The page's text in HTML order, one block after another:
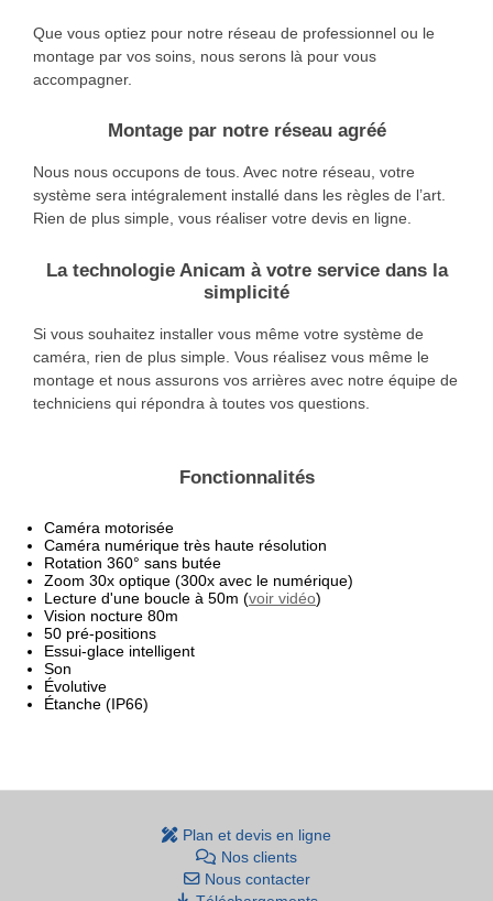
Que vous optiez pour notre réseau de professionnel ou le
montage par vos soins, nous serons là pour vous
accompagner.
Montage par notre réseau agréé
Nous nous occupons de tous. Avec notre réseau, votre
système sera intégralement installé dans les règles de l’art.
Rien de plus simple, vous réaliser votre devis en ligne.
La technologie Anicam à votre service dans la
simplicité
Si vous souhaitez installer vous même votre système de
caméra, rien de plus simple. Vous réalisez vous même le
montage et nous assurons vos arrières avec notre équipe de
techniciens qui répondra à toutes vos questions.
Fonctionnalités
Caméra motorisée
Caméra numérique très haute résolution
Rotation 360° sans butée
Zoom 30x optique (300x avec le numérique)
Lecture d'une boucle à 50m (voir vidéo)
Vision nocture 80m
50 pré-positions
Essui-glace intelligent
Son
Évolutive
Étanche (IP66)
Plan et devis en ligne
Nos clients
Nous contacter